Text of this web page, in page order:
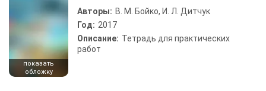
показать
обложку
Авторы: В. М. Бойко, И. Л. Дитчук
Год: 2017
Описание: Тетрадь для практических
работ